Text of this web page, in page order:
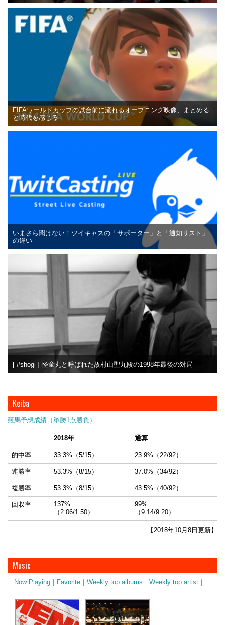
FIFAワールドカップの試合前に流れるオープニング映像、まとめる
と時代を感じる
いまさら聞けない！ツイキャスの「サポーター」と「通知リスト」
の違い
[ #shogi ] 怪童丸と呼ばれた故村山聖九段の1998年最後の対局
Keiba
競馬予想成績（単勝1点勝負）
2018年 通算
的中率 33.3%（5/15） 23.9%（22/92）
連勝率 53.3%（8/15） 37.0%（34/92）
複勝率 53.3%（8/15） 43.5%（40/92）
回収率
137%
（2.06/1.50）
99%
（9.14/9.20）
【2018年10月8日更新】
Music
Now Playing｜ Favorite｜ Weekly top albums｜ Weekly top artist｜